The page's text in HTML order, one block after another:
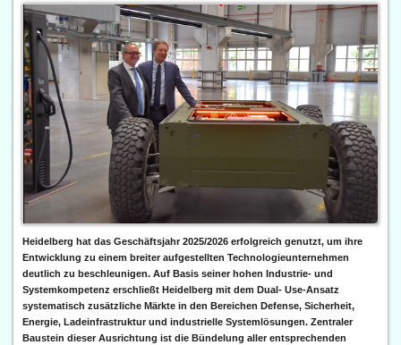
Heidelberg hat das Geschäftsjahr 2025/2026 erfolgreich genutzt, um ihre
Entwicklung zu einem breiter aufgestellten Technologieunternehmen
deutlich zu beschleunigen. Auf Basis seiner hohen Industrie- und
Systemkompetenz erschließt Heidelberg mit dem Dual- Use-Ansatz
systematisch zusätzliche Märkte in den Bereichen Defense, Sicherheit,
Energie, Ladeinfrastruktur und industrielle Systemlösungen. Zentraler
Baustein dieser Ausrichtung ist die Bündelung aller entsprechenden